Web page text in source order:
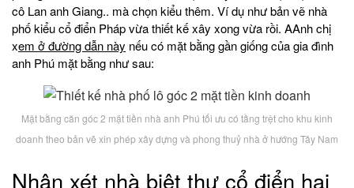
cô Lan anh Giang.. mà chọn kiểu thêm. Ví dụ như bản vẽ nhà
phố kiểu cổ điển Pháp vừa thiết kế xây xong vừa rồi. AAnh chị
xem ở đường dẫn này nếu có mặt bằng gần giống của gia đình
anh Phú mặt bằng như sau:
Mặt bằng căn góc 2 mặt tiền nhà anh Phú tối ưu có tầng trệt cho khu kinh
doanh theo bản vẽ xin phép xây dựng và phong thuỷ nhà ở hướng Tây Nam
Nhận xét nhà biệt thự cổ điển hai